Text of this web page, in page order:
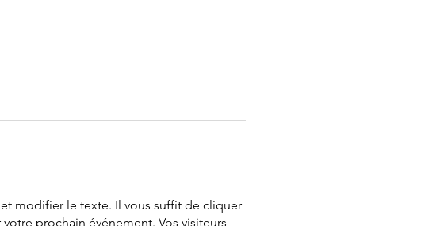
modifier le texte. Il vous suffit de cliquer
prochain événement. Vos visiteurs